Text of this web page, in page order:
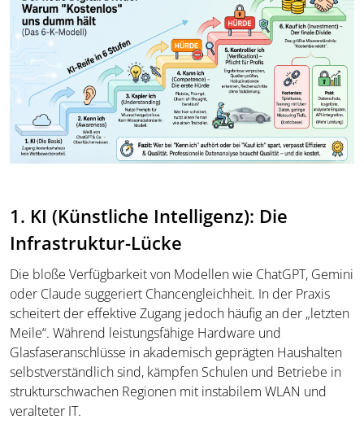
1. KI (Künstliche Intelligenz): Die
Infrastruktur-Lücke
Die bloße Verfügbarkeit von Modellen wie ChatGPT, Gemini
oder Claude suggeriert Chancengleichheit. In der Praxis
scheitert der effektive Zugang jedoch häufig an der „letzten
Meile“. Während leistungsfähige Hardware und
Glasfaseranschlüsse in akademisch geprägten Haushalten
selbstverständlich sind, kämpfen Schulen und Betriebe in
strukturschwachen Regionen mit instabilem WLAN und
veralteter IT.